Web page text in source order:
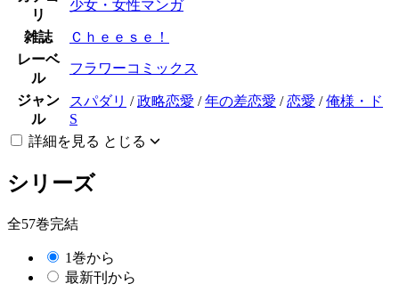
リ
少女・女性マンガ
雑誌
Ｃｈｅｅｓｅ！
レーベ
ル
フラワーコミックス
ジャン
ル
スパダリ /政略恋愛 /年の差恋愛 /恋愛 /俺様・ド
S
詳細を見る とじる
シリーズ
全57巻完結
1巻から
最新刊から